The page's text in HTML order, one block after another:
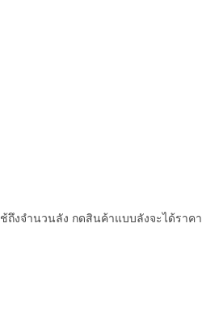
งจำนวนลัง กดสินค้าแบบลังจะได้ราค